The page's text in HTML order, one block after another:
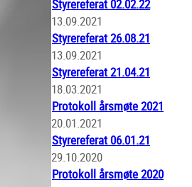
Styrereferat 02.02.22
13.09.2021
Styrereferat 26.08.21
13.09.2021
Styrereferat 21.04.21
18.03.2021
Protokoll årsmøte 2021
20.01.2021
Styrereferat 06.01.21
29.10.2020
Protokoll årsmøte 2020